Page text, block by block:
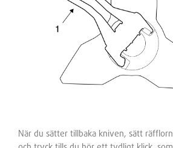
När du sätter tillbaka kniven, sätt